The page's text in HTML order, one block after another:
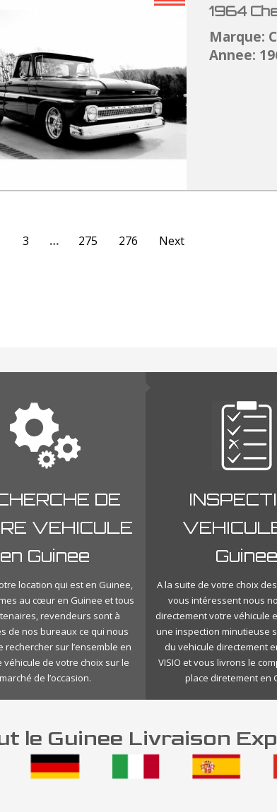
1964
Marque:
Annee:
3 … 275 276 Next
DE
VEHICULE
en Guinee
location qui est en Guinee,
au cœur en Guinee et tous
revendeurs sont à
de nos bureaux ce qui nous
rechercher sur l’ensemble en
véhicule de votre choix sur le
marché de l’occasion.
Guinee
A la suite de votre choix
vous intéressent nous
directement votre véhicule
une inspection minutieuse
du vehicule directement
VISIO et vous livrons le
place diretement en
le Guinee Livraison